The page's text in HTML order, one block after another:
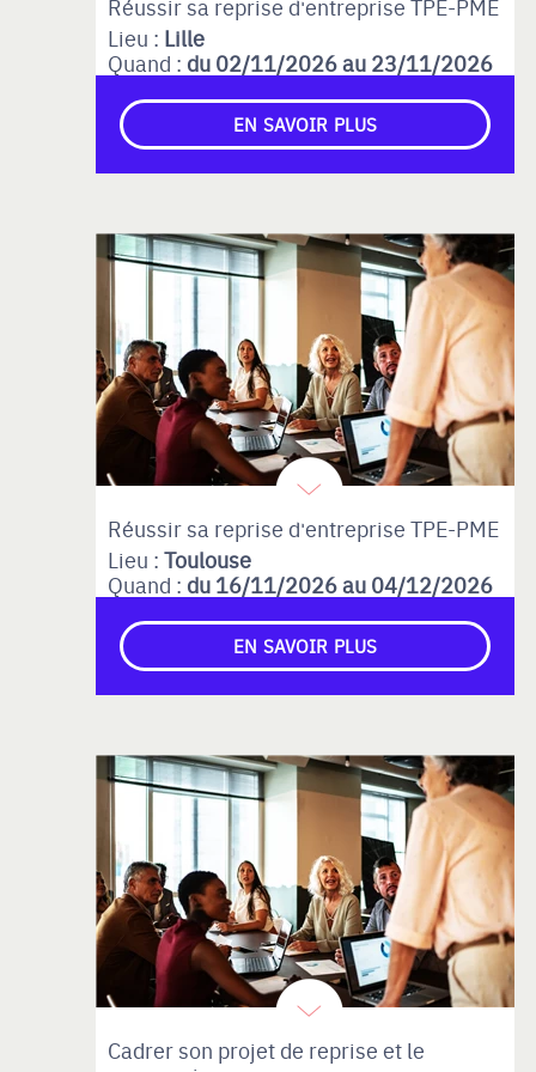
Réussir sa reprise d'entreprise TPE-PME
Lieu : Lille
Quand : du 02/11/2026 au 23/11/2026
EN SAVOIR PLUS
Réussir sa reprise d'entreprise TPE-PME
Lieu :Toulouse
Quand : du 16/11/2026 au 04/12/2026
EN SAVOIR PLUS
Cadrer son projet de reprise et le